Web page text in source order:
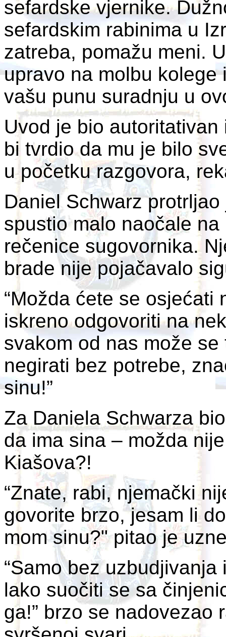
sefardske vjernike.
sefardskim rabinima u
zatreba, pomažu meni.
upravo na molbu kolege
vašu punu suradnju u
Uvod je bio
bi tvrdio da mu je bilo
u početku razgovora,
Daniel Schwarz
spustio malo naočale
rečenice sugovornika.
brade nije pojačavalo
“Možda ćete se osjećati
iskreno odgovoriti na
svakom od nas može
negirati bez potrebe,
sinu!”
Za Daniela Schwarza
da ima sina – možda
Kiašova?!
“Znate, rabi, njemački
govorite brzo, jesam li
mom sinu?" pitao je
“Samo bez
lako suočiti se sa
ga!” brzo se nadovezao